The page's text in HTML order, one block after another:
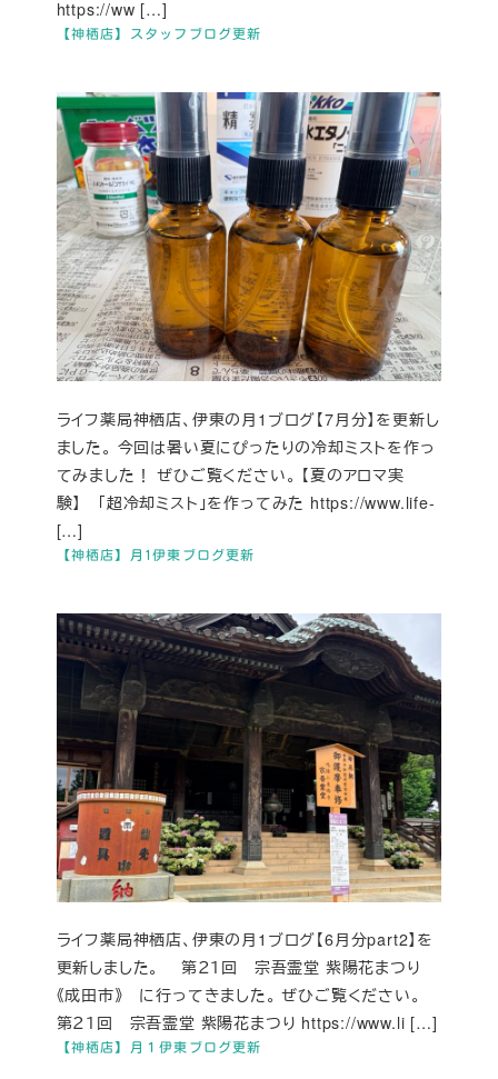
【神栖店】スタッフブログ更新
https://ww […]
【神栖店】月1伊東ブログ更新
ライフ薬局神栖店、伊東の月1ブログ【7月分】を更新し
ました。 今回は暑い夏にぴったりの冷却ミストを作っ
てみました！ ぜひご覧ください。 【夏のアロマ実
験】 「超冷却ミスト」を作ってみた https://www.life-
[…]
【神栖店】月１伊東ブログ更新
ライフ薬局神栖店、伊東の月1ブログ【6月分part2】を
更新しました。 第２１回 宗吾霊堂 紫陽花まつり
《成田市》 に行ってきました。 ぜひご覧ください。
第２１回 宗吾霊堂 紫陽花まつり https://www.li […]